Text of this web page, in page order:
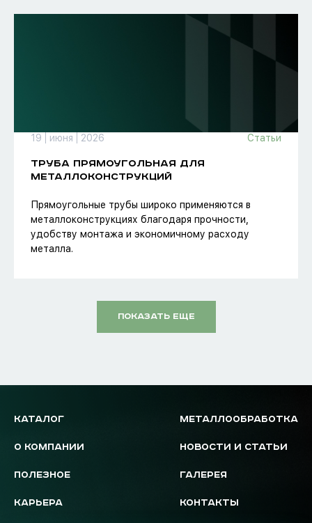
19 июня 2026 Статьи
ТРУБА ПРЯМОУГОЛЬНАЯ ДЛЯ
МЕТАЛЛОКОНСТРУКЦИЙ
Прямоугольные трубы широко применяются в
металлоконструкциях благодаря прочности,
удобству монтажа и экономичному расходу
металла.
ПОКАЗАТЬ ЕЩЕ
КАТАЛОГ
О КОМПАНИИ
ПОЛЕЗНОЕ
КАРЬЕРА
МЕТАЛЛООБРАБОТКА
НОВОСТИ И СТАТЬИ
ГАЛЕРЕЯ
КОНТАКТЫ